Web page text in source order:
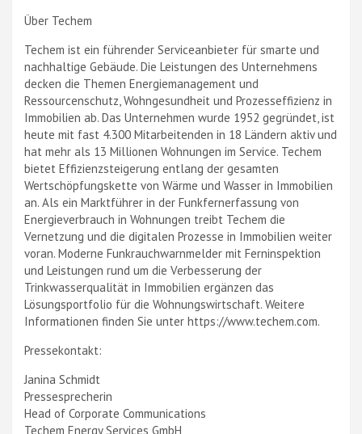
Über Techem
Techem ist ein führender Serviceanbieter für smarte und
nachhaltige Gebäude. Die Leistungen des Unternehmens
decken die Themen Energiemanagement und
Ressourcenschutz, Wohngesundheit und Prozesseffizienz in
Immobilien ab. Das Unternehmen wurde 1952 gegründet, ist
heute mit fast 4.300 Mitarbeitenden in 18 Ländern aktiv und
hat mehr als 13 Millionen Wohnungen im Service. Techem
bietet Effizienzsteigerung entlang der gesamten
Wertschöpfungskette von Wärme und Wasser in Immobilien
an. Als ein Marktführer in der Funkfernerfassung von
Energieverbrauch in Wohnungen treibt Techem die
Vernetzung und die digitalen Prozesse in Immobilien weiter
voran. Moderne Funkrauchwarnmelder mit Ferninspektion
und Leistungen rund um die Verbesserung der
Trinkwasserqualität in Immobilien ergänzen das
Lösungsportfolio für die Wohnungswirtschaft. Weitere
Informationen finden Sie unter https://www.techem.com.
Pressekontakt:
Janina Schmidt
Pressesprecherin
Head of Corporate Communications
Techem Energy Services GmbH